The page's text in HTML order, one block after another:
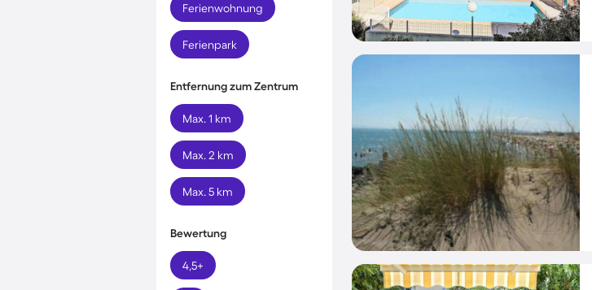
Ferienwohnung
Ferienpark
Entfernung zum Zentrum
Max. 1 km
Max. 2 km
Max. 5 km
Bewertung
4,5+